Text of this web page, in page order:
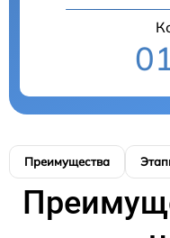
Преимущества